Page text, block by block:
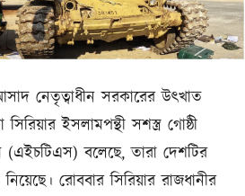
নেতৃত্বাধীন সরকারের উৎখাত
ইসলামপন্থী সশস্ত্র গোষ্ঠী
বলেছে, তারা দেশটির
রোববার সিরিয়ার রাজধানীর